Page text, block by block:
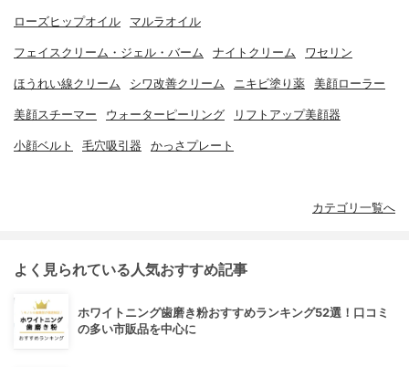
ローズヒップオイル マルラオイル
フェイスクリーム・ジェル・バーム ナイトクリーム ワセリン
ほうれい線クリーム シワ改善クリーム ニキビ塗り薬 美顔ローラー
美顔スチーマー ウォーターピーリング リフトアップ美顔器
小顔ベルト 毛穴吸引器 かっさプレート
カテゴリ一覧へ
よく見られている人気おすすめ記事
ホワイトニング歯磨き粉おすすめランキング52選！口コミ
の多い市販品を中心に